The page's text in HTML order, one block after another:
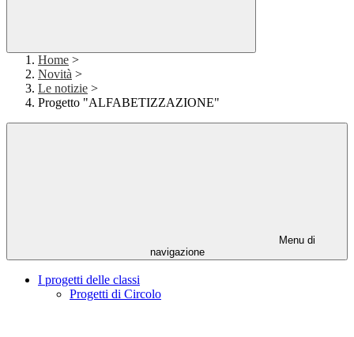
Home >
Novità >
Le notizie >
Progetto "ALFABETIZZAZIONE"
Menu di
navigazione
I progetti delle classi
Progetti di Circolo